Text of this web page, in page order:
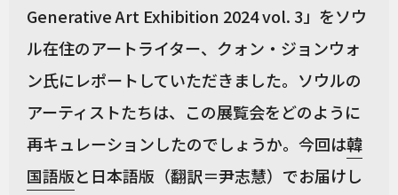
Generative Art Exhibition 2024 vol. 3」をソウ
ル在住のアートライター、クォン・ジョンウォ
ン氏にレポートしていただきました。ソウルの
アーティストたちは、この展覧会をどのように
再キュレーションしたのでしょうか。今回は韓
国語版と日本語版（翻訳＝尹志慧）でお届けし